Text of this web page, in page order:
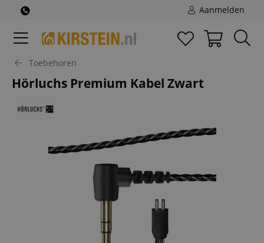
Aanmelden
Toebehoren
Hörluchs Premium Kabel Zwart